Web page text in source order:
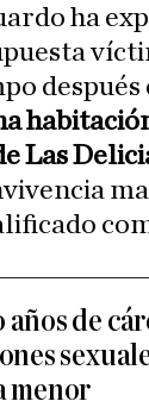
ha
Las
de
menor